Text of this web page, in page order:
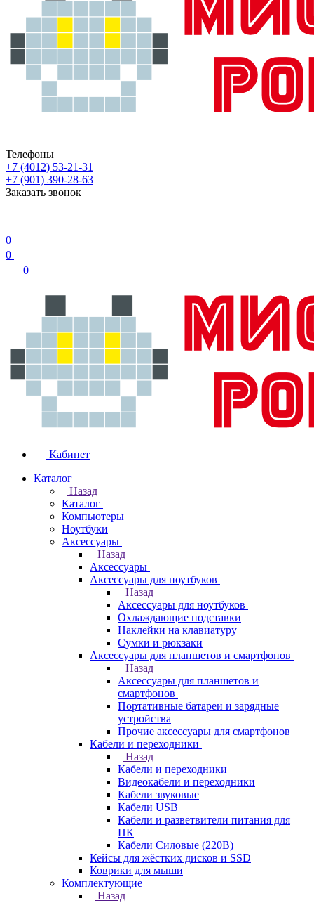
Телефоны
+7 (4012) 53-21-31
+7 (901) 390-28-63
Заказать звонок
0
0
0
Кабинет
Каталог
Назад
Каталог
Компьютеры
Ноутбуки
Аксессуары
Назад
Аксессуары
Аксессуары для ноутбуков
Назад
Аксессуары для ноутбуков
Охлаждающие подставки
Наклейки на клавиатуру
Сумки и рюкзаки
Аксессуары для планшетов и смартфонов
Назад
Аксессуары для планшетов и
смартфонов
Портативные батареи и зарядные
устройства
Прочие аксессуары для смартфонов
Кабели и переходники
Назад
Кабели и переходники
Видеокабели и переходники
Кабели звуковые
Кабели USB
Кабели и разветвители питания для
ПК
Кабели Силовые (220В)
Кейсы для жёстких дисков и SSD
Коврики для мыши
Комплектующие
Назад